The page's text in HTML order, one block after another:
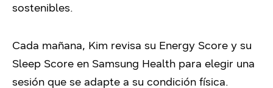
sostenibles.
Cada mañana, Kim revisa su Energy Score y su
Sleep Score en Samsung Health para elegir una
sesión que se adapte a su condición física.